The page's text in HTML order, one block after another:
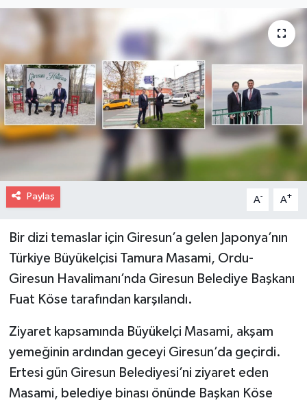
Paylaş A- A+
Bir dizi temaslar için Giresun’a gelen Japonya’nın
Türkiye Büyükelçisi Tamura Masami, Ordu-
Giresun Havalimanı’nda Giresun Belediye Başkanı
Fuat Köse tarafından karşılandı.
Ziyaret kapsamında Büyükelçi Masami, akşam
yemeğinin ardından geceyi Giresun’da geçirdi.
Ertesi gün Giresun Belediyesi’ni ziyaret eden
Masami, belediye binası önünde Başkan Köse